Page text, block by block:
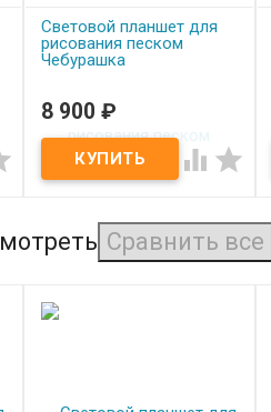
Световой планшет для
рисования песком
Чебурашка
Под заказ
Световой планшет для
рисования песком
8 900₽
 